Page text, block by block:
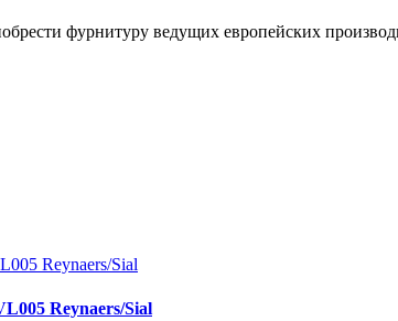
фурнитуру ведущих европейских
Reynaers/Sial